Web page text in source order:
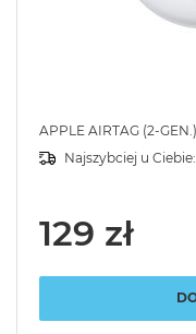
APPLE AIRTAG (2-
Najszybciej u Ciebie:
129 zł